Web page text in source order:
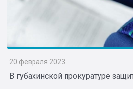
20 февраля 2023
В губахинской прокуратуре